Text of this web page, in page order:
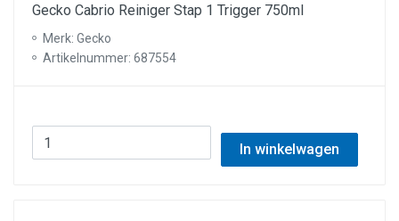
Gecko Cabrio Reiniger Stap 1 Trigger 750ml
Merk: Gecko
Artikelnummer: 687554
In winkelwagen